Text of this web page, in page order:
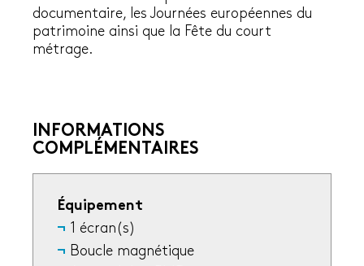
documentaire, les Journées européennes du
patrimoine ainsi que la Fête du court
métrage.
INFORMATIONS
COMPLÉMENTAIRES
Équipement
1 écran(s)
Boucle magnétique